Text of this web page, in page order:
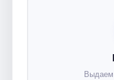
Выдаем